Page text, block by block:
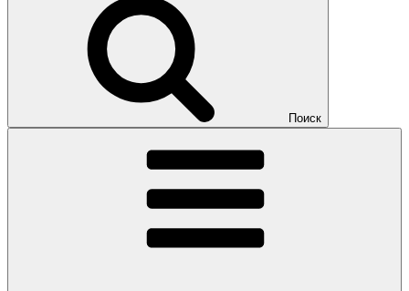
Поиск